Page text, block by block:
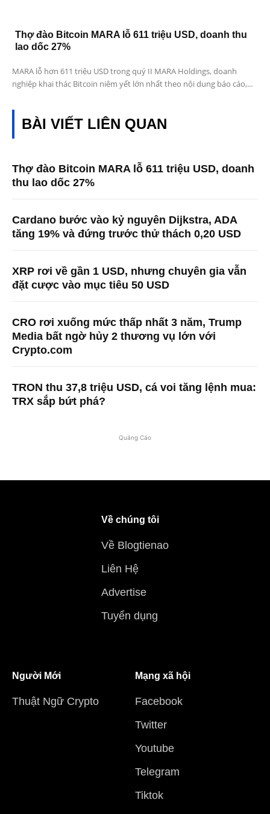
Thợ đào Bitcoin MARA lỗ 611 triệu USD, doanh thu
lao dốc 27%
MARA lỗ hơn 611 triệu USD trong quý II MARA Holdings, doanh
nghiệp khai thác Bitcoin niêm yết lớn nhất theo nội dung báo cáo,...
BÀI VIẾT LIÊN QUAN
Thợ đào Bitcoin MARA lỗ 611 triệu USD, doanh
thu lao dốc 27%
Cardano bước vào kỷ nguyên Dijkstra, ADA
tăng 19% và đứng trước thử thách 0,20 USD
XRP rơi về gần 1 USD, nhưng chuyên gia vẫn
đặt cược vào mục tiêu 50 USD
CRO rơi xuống mức thấp nhất 3 năm, Trump
Media bất ngờ hủy 2 thương vụ lớn với
Crypto.com
TRON thu 37,8 triệu USD, cá voi tăng lệnh mua:
TRX sắp bứt phá?
Quảng Cáo
Về chúng tôi
Về Blogtienao
Liên Hệ
Advertise
Tuyển dụng
Người Mới
Thuật Ngữ Crypto
Mạng xã hội
Facebook
Twitter
Youtube
Telegram
Tiktok